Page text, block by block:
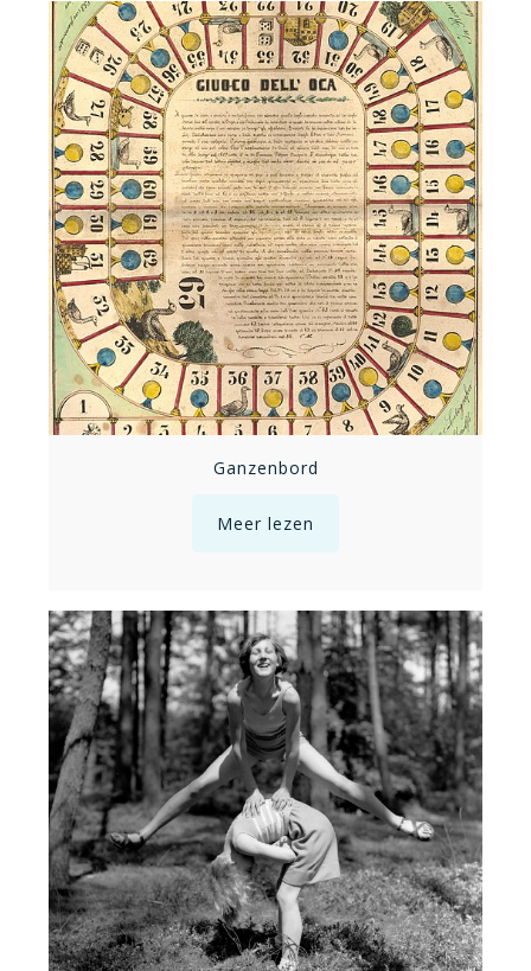
Ganzenbord
Meer lezen